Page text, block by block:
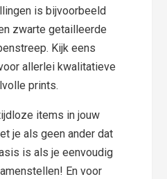
is bijvoorbeeld
zwarte getailleerde
Kijk eens
allerlei kwalitatieve
prints.
items in jouw
je als geen ander dat
is als je eenvoudig
En voor